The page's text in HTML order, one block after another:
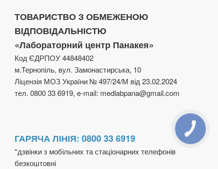
ТОВАРИСТВО З ОБМЕЖЕНОЮ
ВІДПОВІДАЛЬНІСТЮ
«Лабораторний центр Панакея»
Код ЄДРПОУ 44848402
м.Тернопіль, вул. Замонастирська, 10
Ліцензія МОЗ України № 497/24/М від 23.02.2024
тел. 0800 33 6919, e-mail: medlabpana@gmail.com
ГАРЯЧА ЛІНІЯ: 0800 33 6919
*дзвінки з мобільних та стаціонарних телефонів
безкоштовні